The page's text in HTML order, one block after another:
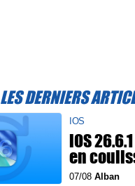
LES DERNIERS
IOS
iOS
en
07/08Alban